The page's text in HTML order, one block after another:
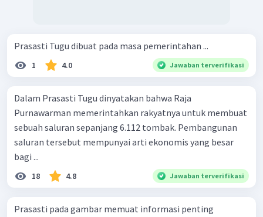
Prasasti Tugu dibuat pada masa pemerintahan ...
1 4.0 Jawaban terverifikasi
Dalam Prasasti Tugu dinyatakan bahwa Raja
Purnawarman memerintahkan rakyatnya untuk membuat
sebuah saluran sepanjang 6.112 tombak. Pembangunan
saluran tersebut mempunyai arti ekonomis yang besar
bagi ...
18 4.8 Jawaban terverifikasi
Prasasti pada gambar memuat informasi penting